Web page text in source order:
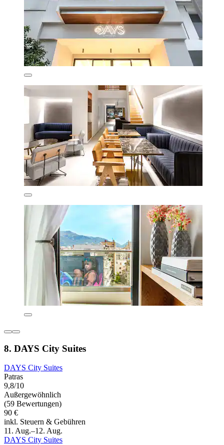
8. DAYS City Suites
DAYS City Suites
Patras
9,8/10
Außergewöhnlich
(59 Bewertungen)
90 €
inkl. Steuern & Gebühren
11. Aug.–12. Aug.
DAYS City Suites